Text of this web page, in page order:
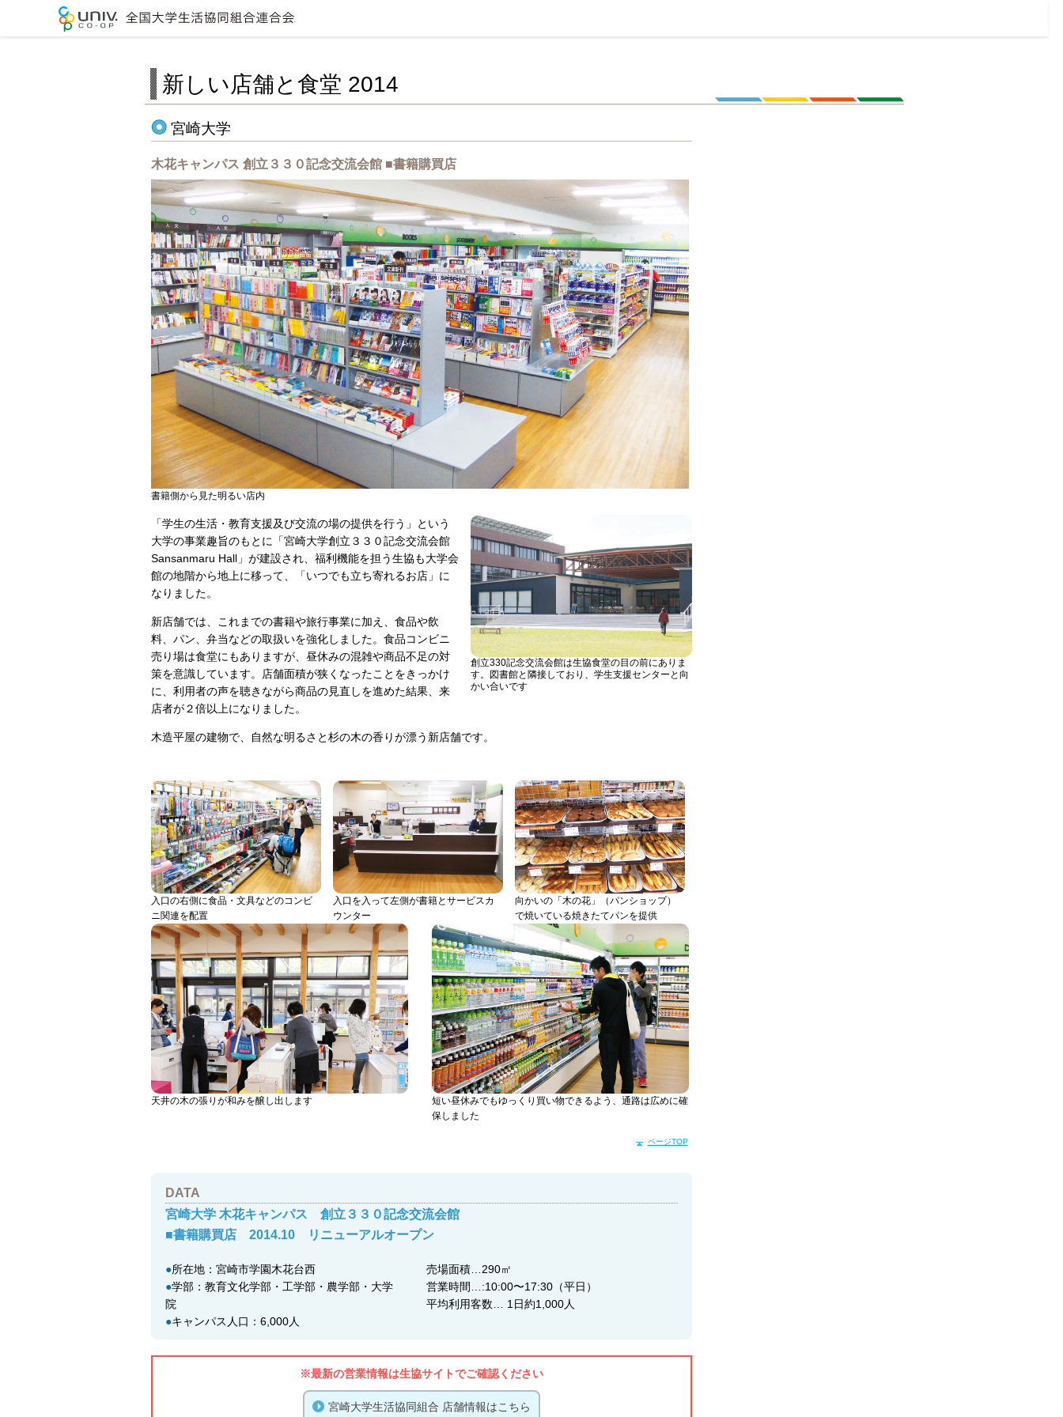
新しい店舗と食堂 2014
宮崎大学
木花キャンパス 創立３３０記念交流会館 ■書籍購買店
書籍側から見た明るい店内
創立330記念交流会館は生協食堂の目の前にありま
す。図書館と隣接しており、学生支援センターと向
かい合いです
「学生の生活・教育支援及び交流の場の提供を行う」という
大学の事業趣旨のもとに「宮崎大学創立３３０記念交流会館
Sansanmaru Hall」が建設され、福利機能を担う生協も大学会
館の地階から地上に移って、「いつでも立ち寄れるお店」に
なりました。
新店舗では、これまでの書籍や旅行事業に加え、食品や飲
料、パン、弁当などの取扱いを強化しました。食品コンビニ
売り場は食堂にもありますが、昼休みの混雑や商品不足の対
策を意識しています。店舗面積が狭くなったことをきっかけ
に、利用者の声を聴きながら商品の見直しを進めた結果、来
店者が２倍以上になりました。
木造平屋の建物で、自然な明るさと杉の木の香りが漂う新店舗です。
入口の右側に食品・文具などのコンビ
ニ関連を配置
入口を入って左側が書籍とサービスカ
ウンター
向かいの「木の花」（パンショップ）
で焼いている焼きたてパンを提供
天井の木の張りが和みを醸し出します
短い昼休みでもゆっくり買い物できるよう、通路は広めに確
保しました
ページTOP
DATA
宮崎大学 木花キャンパス 創立３３０記念交流会館
■書籍購買店 2014.10 リニューアルオープン
●所在地：宮崎市学園木花台西
●学部：教育文化学部・工学部・農学部・大学
院
●キャンパス人口：6,000人
売場面積…290㎡
営業時間…:10:00〜17:30（平日）
平均利用客数… 1日約1,000人
※最新の営業情報は生協サイトでご確認ください
宮崎大学生活協同組合 店舗情報はこちら